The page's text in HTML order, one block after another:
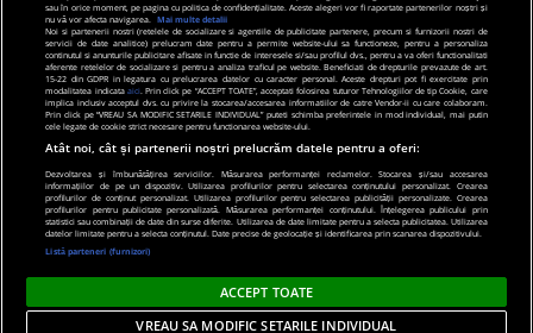
© 2019 PRO TV S.R.L |Politica de Cookie|Politica
de confidentialitate
sau în orice moment, pe pagina cu politica de confidențialitate. Aceste alegeri vor fi raportate partenerilor noștri și
nu vă vor afecta navigarea.
Mai multe detalii
Noi si partenerii nostri (retelele de socializare si agentiile de publicitate partenere, precum si furnizorii nostri de
servicii de date analitice) prelucram date pentru a permite website-ului sa functioneze, pentru a personaliza
continutul si anunturile publicitare afisate in functie de interesele si/sau profilul dvs., pentru a va oferi functionalitati
aferente retelelor de socializare si pentru a analiza traficul pe website. Beneficiati de drepturile prevazute de art.
15-22 din GDPR in legatura cu prelucrarea datelor cu caracter personal. Aceste drepturi pot fi exercitate prin
modalitatea indicata aici. Prin click pe “ACCEPT TOATE”, acceptati folosirea tuturor Tehnologiilor de tip Cookie, care
implica inclusiv acceptul dvs. cu privire la stocarea/accesarea informatiilor de catre Vendor-ii cu care colaboram.
Prin click pe “VREAU SA MODIFIC SETARILE INDIVIDUAL” puteti schimba preferintele in mod individual, mai putin
cele legate de cookie strict necesare pentru functionarea website-ului.
Atât noi, cât și partenerii noștri prelucrăm datele pentru a oferi:
Dezvoltarea și îmbunătățirea serviciilor. Măsurarea performanței reclamelor. Stocarea și/sau accesarea
informațiilor de pe un dispozitiv. Utilizarea profilurilor pentru selectarea conținutului personalizat. Crearea
profilurilor de conținut personalizat. Utilizarea profilurilor pentru selectarea publicității personalizate. Crearea
profilurilor pentru publicitate personalizată. Măsurarea performanței conținutului. Înțelegerea publicului prin
statistici sau combinații de date din surse diferite. Utilizarea de date limitate pentru a selecta publicitatea. Utilizarea
datelor limitate pentru a selecta conținutul. Date precise de geolocație și identificarea prin scanarea dispozitivului.
Listă parteneri (furnizori)
ACCEPT TOATE
VREAU SA MODIFIC SETARILE INDIVIDUAL